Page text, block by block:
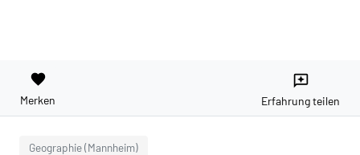
favorite
Merken
reviews
Erfahrung teilen
Geographie (Mannheim)